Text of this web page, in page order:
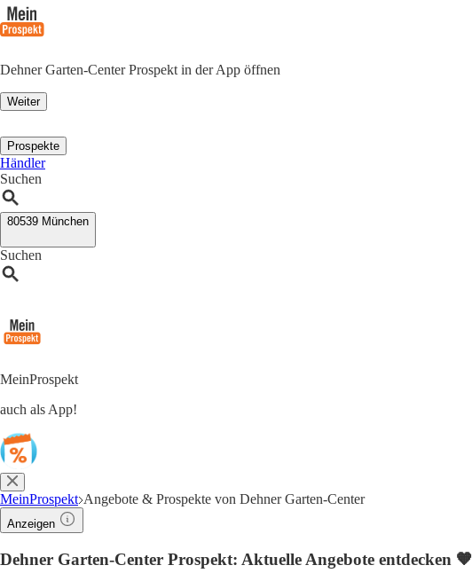
Dehner Garten-Center Prospekt in der App öffnen
Weiter
Prospekte
Händler
Suchen
80539 München
Suchen
MeinProspekt
auch als App!
MeinProspekt Angebote & Prospekte von Dehner Garten-Center
Anzeigen
Dehner Garten-Center Prospekt: Aktuelle Angebote entdecken 🧡